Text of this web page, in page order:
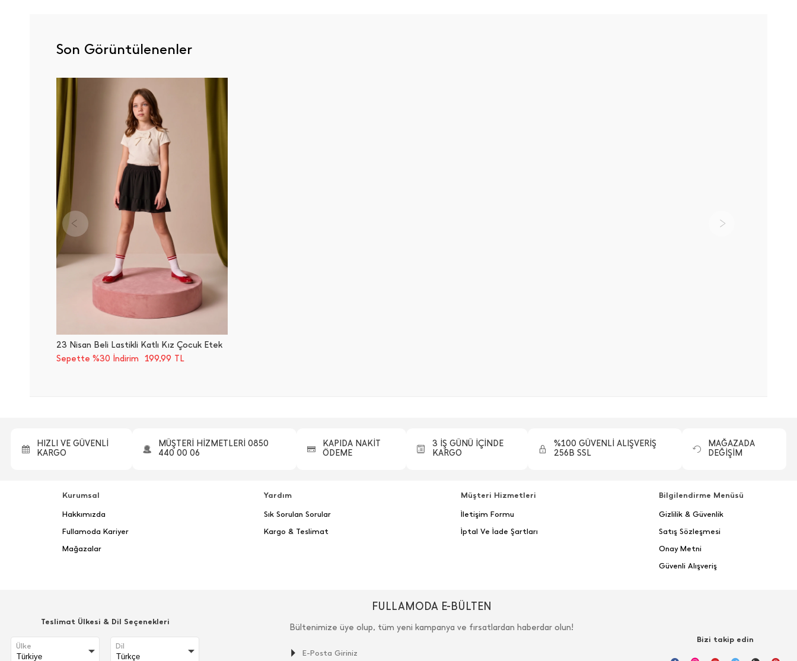
Son Görüntülenenler
23 Nisan Beli Lastikli Katlı Kız Çocuk Etek
Sepette %30 İndirim
199,99 TL
HIZLI VE GÜVENLİ
KARGO
MÜŞTERİ HİZMETLERİ 0850
440 00 06
KAPIDA NAKİT
ÖDEME
3 İŞ GÜNÜ İÇİNDE
KARGO
%100 GÜVENLİ ALIŞVERİŞ
256B SSL
MAĞAZADA
DEĞİŞİM
Kurumsal
Hakkımızda
Fullamoda Kariyer
Mağazalar
Yardım
Sık Sorulan Sorular
Kargo & Teslimat
Müşteri Hizmetleri
İletişim Formu
İptal Ve İade Şartları
Bilgilendirme Menüsü
Gizlilik & Güvenlik
Satış Sözleşmesi
Onay Metni
Güvenli Alışveriş
Teslimat Ülkesi & Dil Seçenekleri
Ülke Dil
FULLAMODA E-BÜLTEN
Bültenimize üye olup, tüm yeni kampanya ve fırsatlardan haberdar olun!
Bizi takip edin